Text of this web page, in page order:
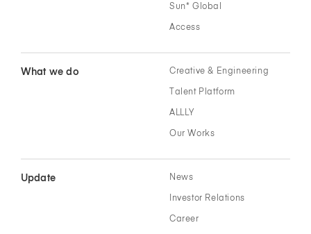
Sun* Global
Access
What we do Creative & Engineering
Talent Platform
ALLLY
Our Works
Update News
Investor Relations
Career